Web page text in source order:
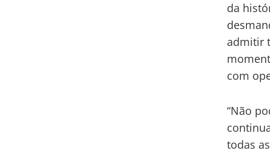
da
admitir
com
“Não
todas